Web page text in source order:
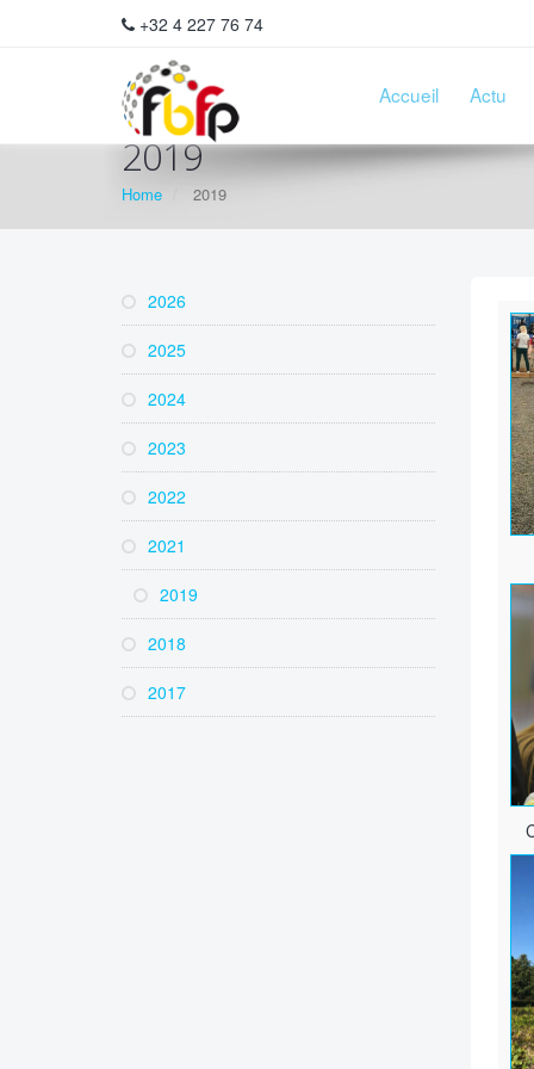
+32 4 227 76 74
Accueil Actu
2019
Home 2019
2026
2025
2024
2023
2022
2021
2019
2018
2017